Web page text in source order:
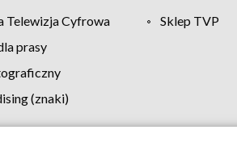
Telewizja Cyfrowa
Sklep TVP
prasy
(znaki)